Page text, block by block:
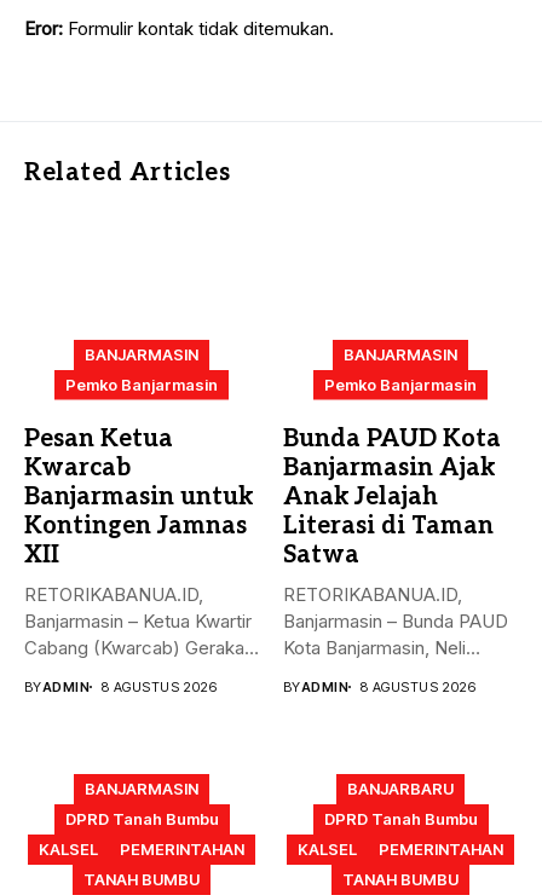
Eror: Formulir kontak tidak ditemukan.
Related Articles
BANJARMASIN
Pemko Banjarmasin
Pesan Ketua
Kwarcab
Banjarmasin untuk
Kontingen Jamnas
XII
RETORIKABANUA.ID,
Banjarmasin – Ketua Kwartir
Cabang (Kwarcab) Gerakan
BYADMIN 8 AGUSTUS 2026
BANJARMASIN
Pemko Banjarmasin
Bunda PAUD Kota
Banjarmasin Ajak
Anak Jelajah
Literasi di Taman
Satwa
RETORIKABANUA.ID,
Banjarmasin – Bunda PAUD
Kota Banjarmasin, Neli
BYADMIN 8 AGUSTUS 2026
BANJARMASIN
DPRD Tanah Bumbu
KALSEL
PEMERINTAHAN
TANAH BUMBU
BANJARBARU
DPRD Tanah Bumbu
KALSEL
PEMERINTAHAN
TANAH BUMBU